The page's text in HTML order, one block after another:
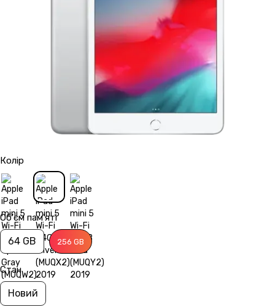
Колір
Об'єм пам'яті
64 GB 256 GB
Стан
Новий